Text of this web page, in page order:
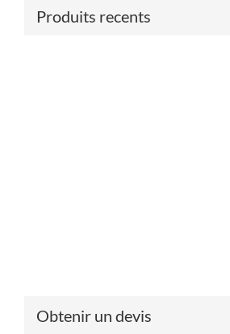
Produits recents
Obtenir un devis